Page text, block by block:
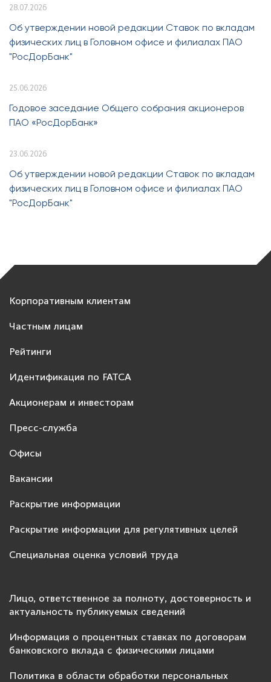
28.07.2026
Об утверждении новой редакции Ставок по вкладам
физических лиц в Головном офисе и филиалах ПАО
"РосДорБанк"
25.06.2026
Годовое заседание Общего собрания акционеров
ПАО «РосДорБанк»
23.06.2026
Об утверждении новой редакции Ставок по вкладам
физических лиц в Головном офисе и филиалах ПАО
"РосДорБанк"
Корпоративным клиентам
Частным лицам
Рейтинги
Идентификация по FATCA
Акционерам и инвесторам
Пресс-служба
Офисы
Вакансии
Раскрытие информации
Раскрытие информации для регулятивных целей
Специальная оценка условий труда
Лицо, ответственное за полноту, достоверность и
актуальность публикуемых сведений
Информация о процентных ставках по договорам
банковского вклада с физическими лицами
Политика в области обработки персональных